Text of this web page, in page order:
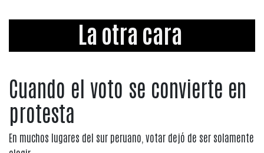
La otra cara
Cuando el voto se convierte en
protesta
En muchos lugares del sur peruano, votar dejó de ser solamente